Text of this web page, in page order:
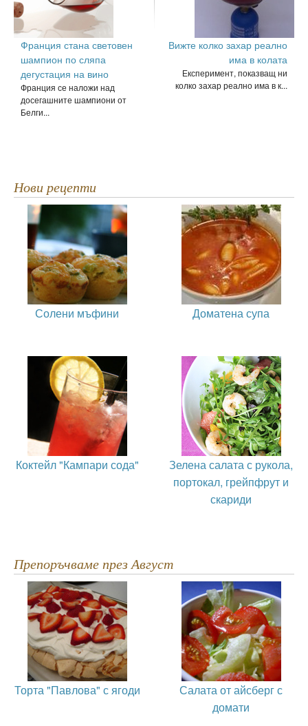
Франция стана световен
шампион по сляпа
дегустация на вино
Франция се наложи над
досегашните шампиони от
Белги...
Вижте колко захар реално
има в колата
Експеримент, показващ ни
колко захар реално има в к...
Нови рецепти
Солени мъфини Доматена супа
Коктейл "Кампари сода"
Зелена салата с рукола,
портокал, грейпфрут и
скариди
Препоръчваме през Август
Торта "Павлова" с ягоди
Салата от айсберг с
домати